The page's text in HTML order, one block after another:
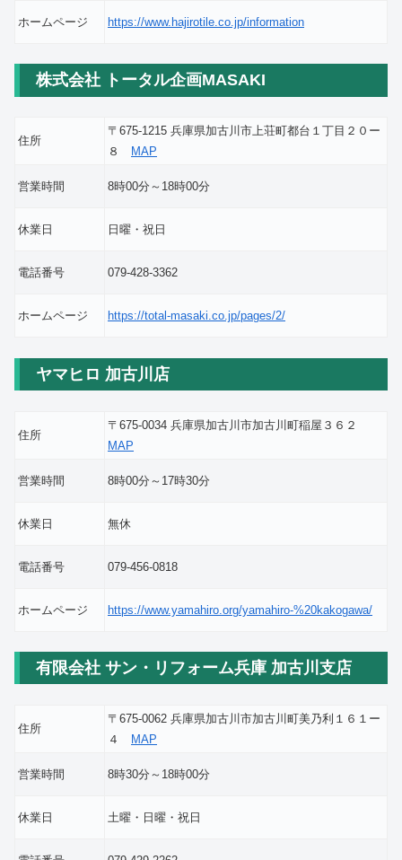
ホームページ https://www.hajirotile.co.jp/information
株式会社 トータル企画MASAKI
住所
〒675-1215 兵庫県加古川市上荘町都台１丁目２０ー
８
MAP
営業時間 8時00分～18時00分
休業日 日曜・祝日
電話番号 079-428-3362
ホームページ https://total-masaki.co.jp/pages/2/
ヤマヒロ 加古川店
住所
〒675-0034 兵庫県加古川市加古川町稲屋３６２
MAP
営業時間 8時00分～17時30分
休業日 無休
電話番号 079-456-0818
ホームページ https://www.yamahiro.org/yamahiro-%20kakogawa/
有限会社 サン・リフォーム兵庫 加古川支店
住所
〒675-0062 兵庫県加古川市加古川町美乃利１６１ー
４
MAP
営業時間 8時30分～18時00分
休業日 土曜・日曜・祝日